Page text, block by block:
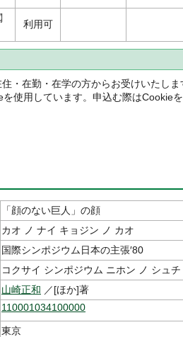
利用可
・在勤・在学の方からお受けいたしま
使用しています。申込む際はCookie
「顔のない巨人」の顔
カオ ノ ナイ キョジン ノ カオ
国際シンポジウム日本の主張′80
コクサイ シンポジウム ニホン ノ シュ
山崎正和 ／[ほか]著
110001034100000
東京